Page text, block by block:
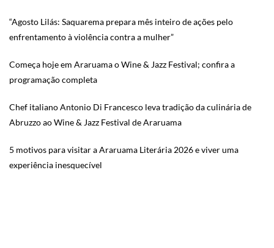
“Agosto Lilás: Saquarema prepara mês inteiro de ações pelo
enfrentamento à violência contra a mulher”
Começa hoje em Araruama o Wine & Jazz Festival; confira a
programação completa
Chef italiano Antonio Di Francesco leva tradição da culinária de
Abruzzo ao Wine & Jazz Festival de Araruama
5 motivos para visitar a Araruama Literária 2026 e viver uma
experiência inesquecível